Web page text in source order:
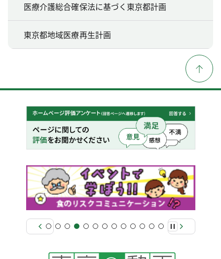
医療介護総合確保法に基づく東京都計画
東京都地域医療再生計画